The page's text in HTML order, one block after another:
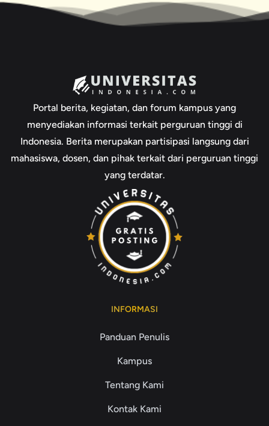
Portal berita, kegiatan, dan forum kampus yang
menyediakan informasi terkait perguruan tinggi di
Indonesia. Berita merupakan partisipasi langsung dari
mahasiswa, dosen, dan pihak terkait dari perguruan tinggi
yang terdatar.
INFORMASI
Panduan Penulis
Kampus
Tentang Kami
Kontak Kami